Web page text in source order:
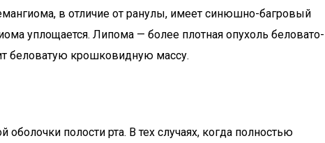
в отличие от ранулы, имеет синюшно-багровый
уплощается. Липома — более плотная опухоль беловато-
беловатую крошковидную массу.
полости рта. В тех случаях, когда полностью